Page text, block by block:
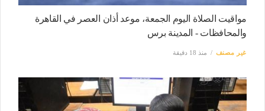
مواقيت الصلاة اليوم الجمعة، موعد أذان العصر في القاهرة
والمحافظات - المدينة برس
غير مصنف منذ 18 دقيقة